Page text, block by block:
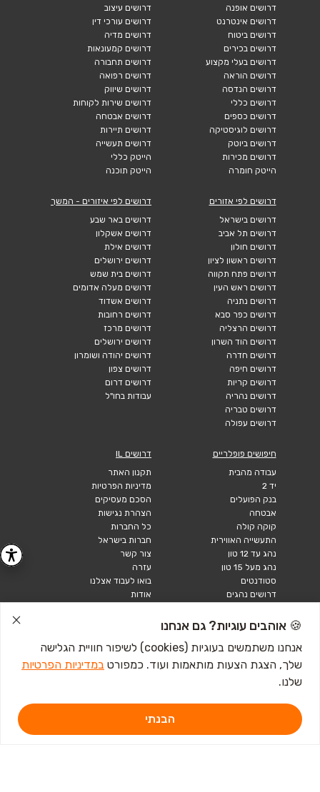
דרושים אופנה
דרושים אינטרנט
דרושים ביטוח
דרושים בכירים
דרושים בעלי מקצוע
דרושים הוראה
דרושים הנדסה
דרושים כללי
דרושים כספים
דרושים לוגיסטיקה
דרושים ביוטק
דרושים מכירות
הייטק חומרה
דרושים עיצוב
דרושים עורכי דין
דרושים מדיה
דרושים קמעונאות
דרושים תחבורה
דרושים רפואה
דרושים שיווק
דרושים שירות לקוחות
דרושים אבטחה
דרושים תיירות
דרושים תעשייה
הייטק כללי
הייטק תוכנה
דרושים לפי אזורים
דרושים בישראל
דרושים תל אביב
דרושים חולון
דרושים ראשון לציון
דרושים פתח תקווה
דרושים ראש העין
דרושים נתניה
דרושים כפר סבא
דרושים הרצליה
דרושים הוד השרון
דרושים חדרה
דרושים חיפה
דרושים קריות
דרושים נהריה
דרושים טבריה
דרושים עפולה
דרושים לפי איזורים - המשך
דרושים באר שבע
דרושים אשקלון
דרושים אילת
דרושים ירושלים
דרושים בית שמש
דרושים מעלה אדומים
דרושים אשדוד
דרושים רחובות
דרושים מרכז
דרושים ירושלים
דרושים יהודה ושומרון
דרושים צפון
דרושים דרום
עבודות בחו"ל
חיפושים פופלריים
עבודה מהבית
יד 2
בנק הפועלים
אבטחה
קוקה קולה
התעשייה האווירית
נהג עד 12 טון
נהג מעל 15 טון
סטודנטים
דרושים נהגים
טבלאות שכר
דרושים IL
תקנון האתר
מדיניות הפרטיות
הסכם מעסיקים
הצהרת נגישות
כל החברות
חברות בישראל
צור קשר
עזרה
בואו לעבוד אצלנו
אודות
כתבות ומדריכים
🍪 אוהבים עוגיות? גם אנחנו
אנחנו משתמשים בעוגיות (cookies) לשיפור חוויית הגלישה
שלך, הצגת הצעות מותאמות ועוד. כמפורט במדיניות הפרטיות
שלנו.
הבנתי